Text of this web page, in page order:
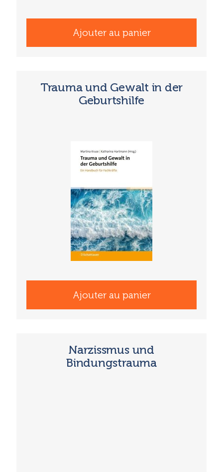
Ajouter au panier
Trauma und Gewalt in der
Geburtshilfe
Ajouter au panier
Narzissmus und
Bindungstrauma